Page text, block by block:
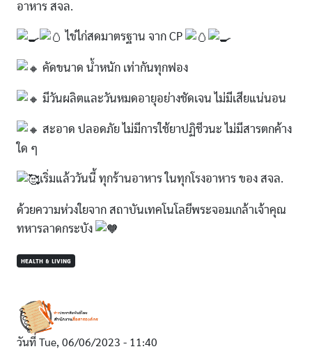
อาหาร สจล.
ไข่ไก่สดมาตรฐาน จาก CP
คัดขนาด น้ำหนัก เท่ากันทุกฟอง
มีวันผลิตและวันหมดอายุอย่างชัดเจน ไม่มีเสียแน่นอน
สะอาด ปลอดภัย ไม่มีการใช้ยาปฏิชีวนะ ไม่มีสารตกค้าง
ใด ๆ
เริ่มแล้ววันนี้ ทุกร้านอาหาร ในทุกโรงอาหาร ของ สจล.
ด้วยความห่วงใยจาก สถาบันเทคโนโลยีพระจอมเกล้าเจ้าคุณ
ทหารลาดกระบัง
HEALTH & LIVING
วันที่ Tue, 06/06/2023 - 11:40